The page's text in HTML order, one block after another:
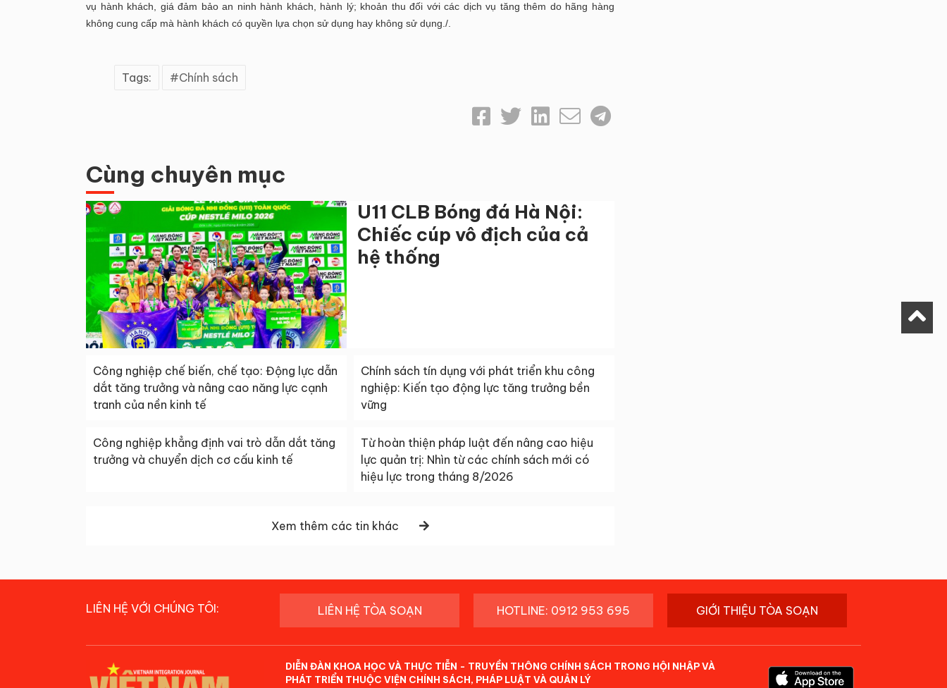
vụ hành khách, giá đảm bảo an ninh hành khách, hành lý; khoản thu đối với các dịch vụ tăng thêm do hãng hàng
không cung cấp mà hành khách có quyền lựa chọn sử dụng hay không sử dụng./.
Tags: Chính sách
Cùng chuyên mục
U11 CLB Bóng đá Hà Nội:
Chiếc cúp vô địch của cả
hệ thống
Công nghiệp chế biến, chế tạo: Động lực dẫn
dắt tăng trưởng và nâng cao năng lực cạnh
tranh của nền kinh tế
Chính sách tín dụng với phát triển khu công
nghiệp: Kiến tạo động lực tăng trưởng bền
vững
Công nghiệp khẳng định vai trò dẫn dắt tăng
trưởng và chuyển dịch cơ cấu kinh tế
Từ hoàn thiện pháp luật đến nâng cao hiệu
lực quản trị: Nhìn từ các chính sách mới có
hiệu lực trong tháng 8/2026
Xem thêm các tin khác
LIÊN HỆ VỚI CHÚNG TÔI: LIÊN HỆ TÒA SOẠN HOTLINE: 0912 953 695 GIỚI THIỆU TÒA SOẠN
DIỄN ĐÀN KHOA HỌC VÀ THỰC TIỄN - TRUYỀN THÔNG CHÍNH SÁCH TRONG HỘI NHẬP VÀ
PHÁT TRIỂN THUỘC VIỆN CHÍNH SÁCH, PHÁP LUẬT VÀ QUẢN LÝ